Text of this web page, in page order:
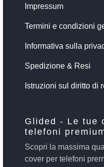
Impressum
Termini e condizioni
Informativa sulla
Spedizione & Resi
Istruzioni sul diritto di
Glided - Le tue
telefoni
Scopri la massima
cover per telefoni